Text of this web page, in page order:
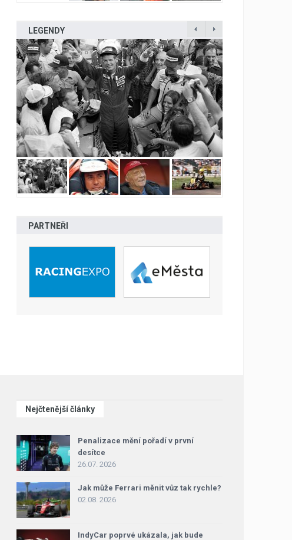
LEGENDY
PARTNEŘI
Nejčtenější články
Penalizace mění pořadí v první
desítce
26.07. 2026
Jak může Ferrari měnit vůz tak rychle?
02.08. 2026
IndyCar poprvé ukázala, jak bude